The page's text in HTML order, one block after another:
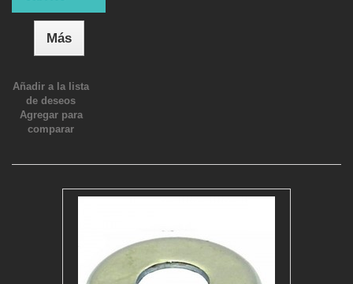
Más
Añadir a la lista
de deseos
Agregar para
comparar